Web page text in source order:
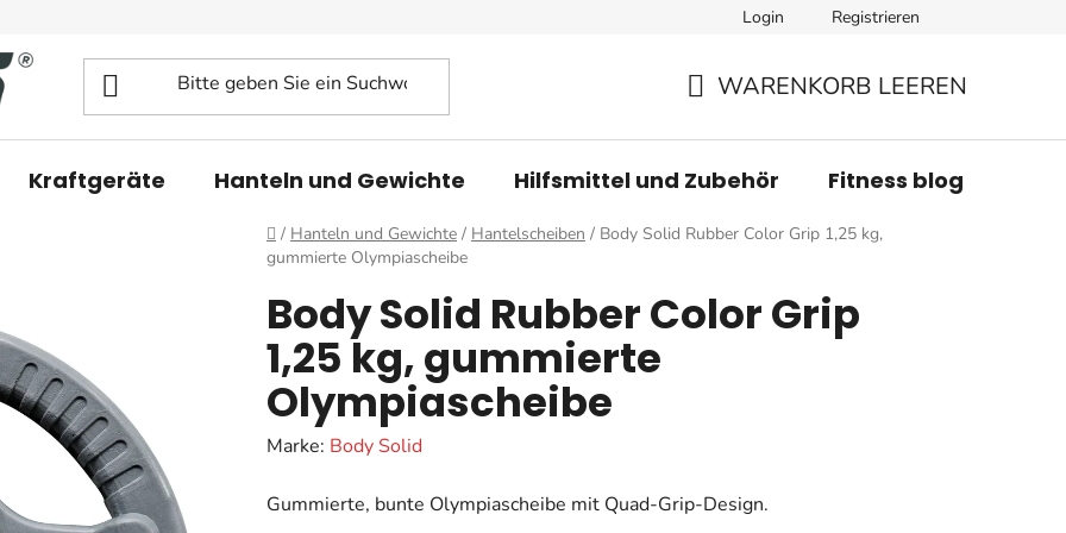
Login Registrieren
WARENKORB LEEREN
Kraftgeräte Hanteln und Gewichte Hilfsmittel und Zubehör Fitness blog
Startseite
/ Hanteln und Gewichte / Hantelscheiben / Body Solid Rubber Color Grip 1,25 kg,
gummierte Olympiascheibe
Body Solid Rubber Color Grip
1,25 kg, gummierte
Olympiascheibe
Marke: Body Solid
Gummierte, bunte Olympiascheibe mit Quad-Grip-Design.